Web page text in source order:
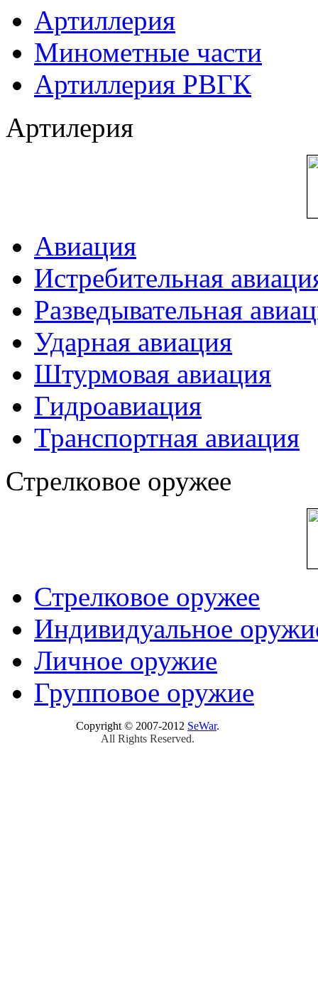
Артиллерия
Минометные части
Артиллерия РВГК
Артилерия
Авиация
Истребительная
Разведывательная
Ударная авиация
Штурмовая авиация
Гидроавиация
Транспортная авиация
Стрелковое оружее
Стрелковое оружее
Индивидуальное
Личное оружие
Групповое оружие
Copyright © 2007-2012 SeWar.
All Rights Reserved.